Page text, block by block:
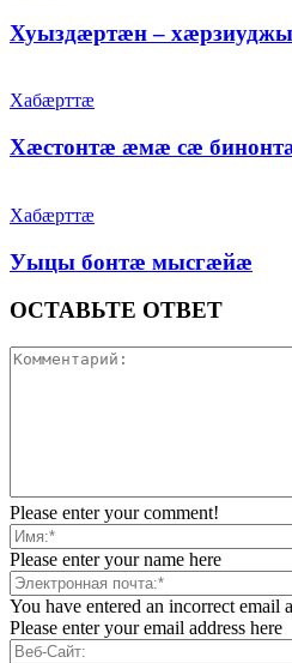
Хуыздæртæн –
Хабæрттæ
Хæстонтæ æмæ сæ
Хабæрттæ
Уыцы бонтæ мысгæйæ
ОСТАВЬТЕ ОТВЕТ
Please enter your comment!
Please enter your name here
You have entered an incorrect email
Please enter your email address here